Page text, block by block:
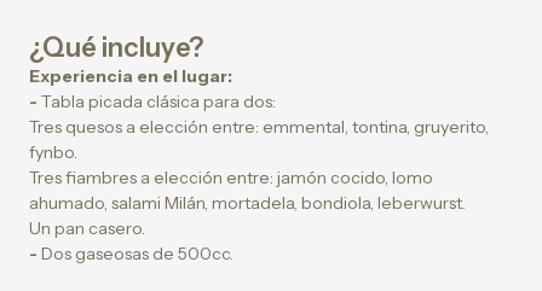
¿Qué incluye?
Experiencia en el lugar:
- Tabla picada clásica para dos:
Tres quesos a elección entre: emmental, tontina, gruyerito,
fynbo.
Tres fiambres a elección entre: jamón cocido, lomo
ahumado, salami Milán, mortadela, bondiola, leberwurst.
Un pan casero.
- Dos gaseosas de 500cc.